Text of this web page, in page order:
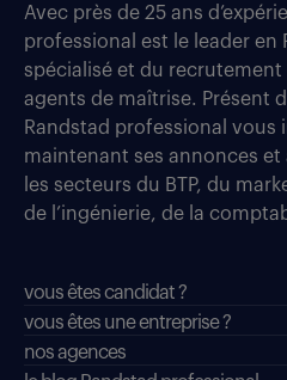
Avec près de 25 ans
professional est le leader en
spécialisé et du recrutement
agents de maîtrise. Présent
Randstad professional vous
maintenant ses annonces
les secteurs du BTP, du
de l’ingénierie, de la
vous êtes candidat ?
vous êtes une entreprise ?
nos agences